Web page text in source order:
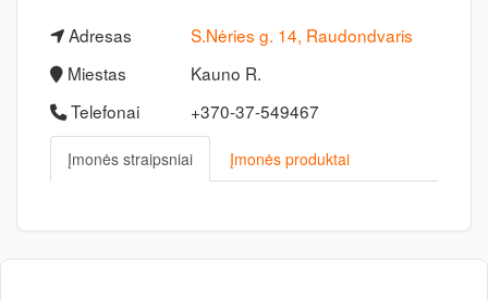
Adresas
S.Nėries g. 14, Raudondvaris
Miestas
Kauno R.
Telefonai
+370-37-549467
Įmonės straipsniai Įmonės produktai